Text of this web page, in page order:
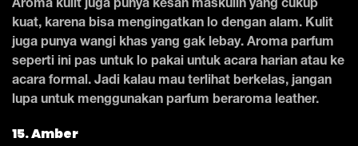
Aroma kulit juga punya kesan maskulin yang cukup
kuat, karena bisa mengingatkan lo dengan alam. Kulit
juga punya wangi khas yang gak lebay. Aroma parfum
seperti ini pas untuk lo pakai untuk acara harian atau ke
acara formal. Jadi kalau mau terlihat berkelas, jangan
lupa untuk menggunakan parfum beraroma leather.
15. Amber